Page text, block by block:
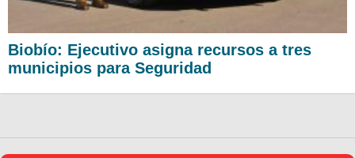
Biobío: Ejecutivo asigna recursos a tres
municipios para Seguridad